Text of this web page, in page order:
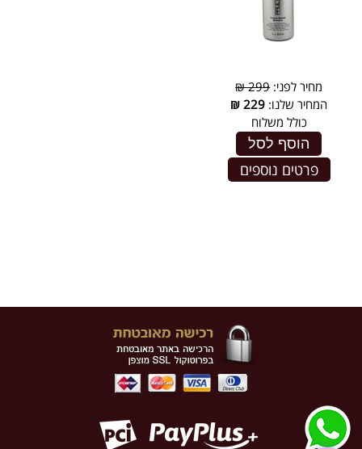
מחיר לפני:299 ₪
המחיר שלנו: 229
₪
כולל משלוח
הוסף לסל
פרטים נוספים